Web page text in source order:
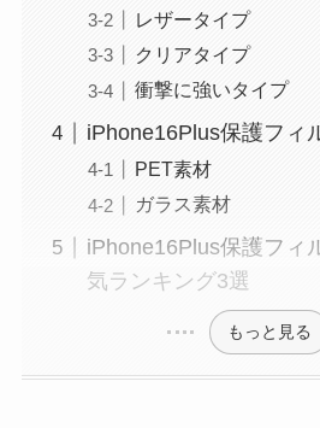
レザータイプ
クリアタイプ
衝撃に強いタイプ
iPhone16Plus保護フィ
PET素材
ガラス素材
iPhone16Plus保護フィ
気ランキング3選
もっと見る